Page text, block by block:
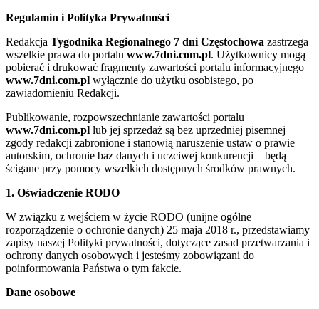
Regulamin i Polityka Prywatności
Redakcja Tygodnika Regionalnego 7 dni Częstochowa zastrzega
wszelkie prawa do portalu www.7dni.com.pl. Użytkownicy mogą
pobierać i drukować fragmenty zawartości portalu informacyjnego
www.7dni.com.pl wyłącznie do użytku osobistego, po
zawiadomieniu Redakcji.
Publikowanie, rozpowszechnianie zawartości portalu
www.7dni.com.pl lub jej sprzedaż są bez uprzedniej pisemnej
zgody redakcji zabronione i stanowią naruszenie ustaw o prawie
autorskim, ochronie baz danych i uczciwej konkurencji – będą
ścigane przy pomocy wszelkich dostępnych środków prawnych.
1. Oświadczenie RODO
W związku z wejściem w życie RODO (unijne ogólne
rozporządzenie o ochronie danych) 25 maja 2018 r., przedstawiamy
zapisy naszej Polityki prywatności, dotyczące zasad przetwarzania i
ochrony danych osobowych i jesteśmy zobowiązani do
poinformowania Państwa o tym fakcie.
Dane osobowe